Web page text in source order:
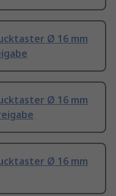
Ø 16 mm
Ø 16 mm
Ø 16 mm